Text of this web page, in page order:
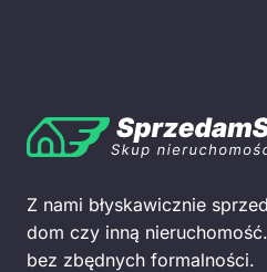
Z nami błyskawicznie
dom czy inną
bez zbędnych formalności.